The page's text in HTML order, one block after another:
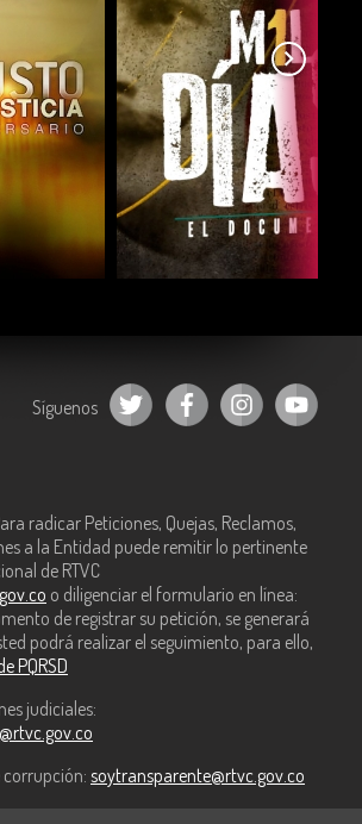
COMPARTIR
Síguenos
radicar Peticiones, Quejas, Reclamos,
a la Entidad puede remitir lo pertinente
de RTVC
o diligenciar el formulario en línea:
de registrar su petición, se generará
podrá realizar el seguimiento, para ello,
PQRSD
judiciales:
corrupción:soytransparente@rtvc.gov.co